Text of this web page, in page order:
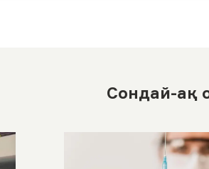
Сондай-ақ